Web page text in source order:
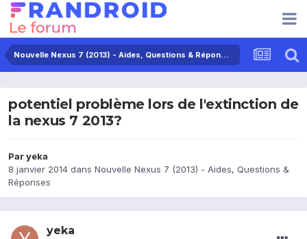
Nouvelle Nexus 7 (2013) - Aides, Questions & Réponses
potentiel problème lors de l'extinction de
la nexus 7 2013?
Paryeka
8 janvier 2014 dans Nouvelle Nexus 7 (2013) - Aides, Questions &
Réponses
yeka